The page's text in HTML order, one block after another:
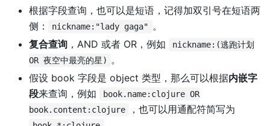
根据字段查询，也可以是短语，记得加双引号在短语两
侧：
nickname:"lady gaga"
。
复合查询 ，AND 或者 OR，例如
nickname:(逃跑计划
OR 夜空中最亮的星)
。
假设 book 字段是 object 类型，那么可以根据内嵌字
段来查询，例如
book.name:clojure OR
book.content:clojure
，也可以用通配符简写为